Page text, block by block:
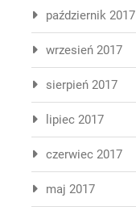
październik 2017
wrzesień 2017
sierpień 2017
lipiec 2017
czerwiec 2017
maj 2017